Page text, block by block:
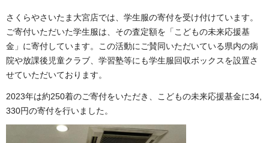
さくらやさいたま大宮店では、学生服の寄付を受け付けています。
ご寄付いただいた学生服は、その査定額を「こどもの未来応援基
金」に寄付しています。この活動にご賛同いただいている県内の病
院や放課後児童クラブ、学習塾等にも学生服回収ボックスを設置さ
せていただいております。
2023年は約250着のご寄付をいただき、こどもの未来応援基金に34,
330円の寄付を行いました。